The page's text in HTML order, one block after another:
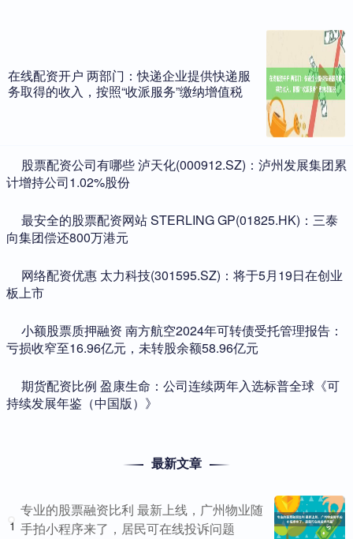
在线配资开户 两部门：快递企业提供快递服
务取得的收入，按照“收派服务”缴纳增值税
​股票配资公司有哪些 泸天化(000912.SZ)：泸州发展集团累
计增持公司1.02%股份
​最安全的股票配资网站 STERLING GP(01825.HK)：三泰
向集团偿还800万港元
​网络配资优惠 太力科技(301595.SZ)：将于5月19日在创业
板上市
​小额股票质押融资 南方航空2024年可转债受托管理报告：
亏损收窄至16.96亿元，未转股余额58.96亿元
​期货配资比例 盈康生命：公司连续两年入选标普全球《可
持续发展年鉴（中国版）》
最新文章
1
专业的股票融资比利 最新上线，广州物业随
手拍小程序来了，居民可在线投诉问题